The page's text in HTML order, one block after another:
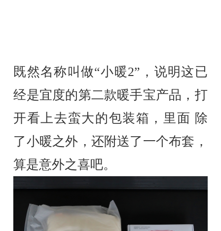
既然名称叫做“小暖2”，说明这已
经是宜度的第二款暖手宝产品，打
开看上去蛮大的包装箱，里面 除
了小暖之外，还附送了一个布套，
算是意外之喜吧。